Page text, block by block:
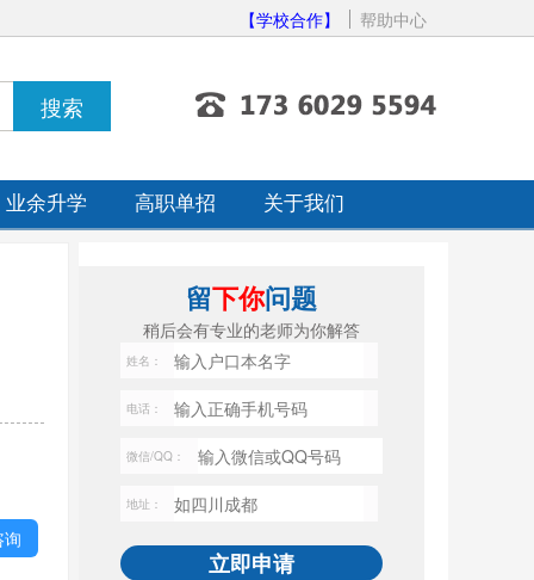
【学校合作】 帮助中心
业余升学 高职单招 关于我们
留下你问题
稍后会有专业的老师为你解答
姓名：
电话：
微信/QQ：
地址：